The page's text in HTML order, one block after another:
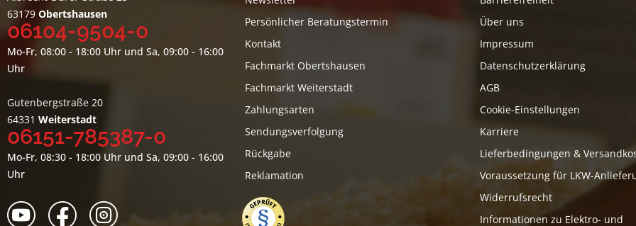
63179 Obertshausen
06104-9504-0
Mo-Fr, 08:00 - 18:00 Uhr und Sa, 09:00 - 16:00
Uhr
Gutenbergstraße 20
64331 Weiterstadt
06151-785387-0
Mo-Fr, 08:30 - 18:00 Uhr und Sa, 09:00 - 16:00
Uhr
Persönlicher Beratungstermin
Kontakt
Fachmarkt Obertshausen
Fachmarkt Weiterstadt
Zahlungsarten
Sendungsverfolgung
Rückgabe
Reklamation
Über uns
Impressum
Datenschutzerklärung
AGB
Cookie-Einstellungen
Karriere
Lieferbedingungen &
Voraussetzung für LKW-
Widerrufsrecht
Informationen zu Elektro- und